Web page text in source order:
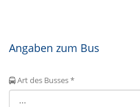
Angaben zum Bus
Art des Busses *